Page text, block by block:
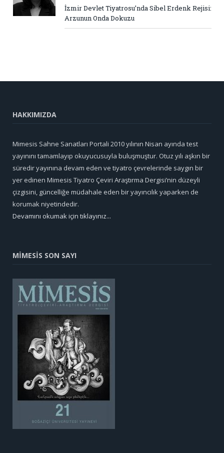
İzmir Devlet Tiyatrosu’nda Sibel Erdenk Rejisi:
Arzunun Onda Dokuzu
HAKKIMIZDA
Mimesis Sahne Sanatları Portali 2010 yılının Nisan ayında test
yayınını tamamlayıp okuyucusuyla buluşmuştur. Otuz yılı aşkın bir
süredir yayınına devam eden ve tiyatro çevrelerinde saygın bir
yer edinen Mimesis Tiyatro Çeviri Araştırma Dergisi’nin düzeyli
çizgisini, güncelliğe müdahale eden bir yayıncılık yaparken de
korumak niyetindedir.
Devamını okumak için tıklayınız...
MİMESİS SON SAYI